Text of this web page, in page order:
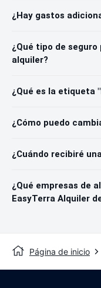
¿Hay gastos
¿Qué tipo de
alquiler?
¿Qué es la etiqueta
¿Cómo puedo
¿Cuándo recibiré
¿Qué empresas de
EasyTerra Alquiler
Página de inicio